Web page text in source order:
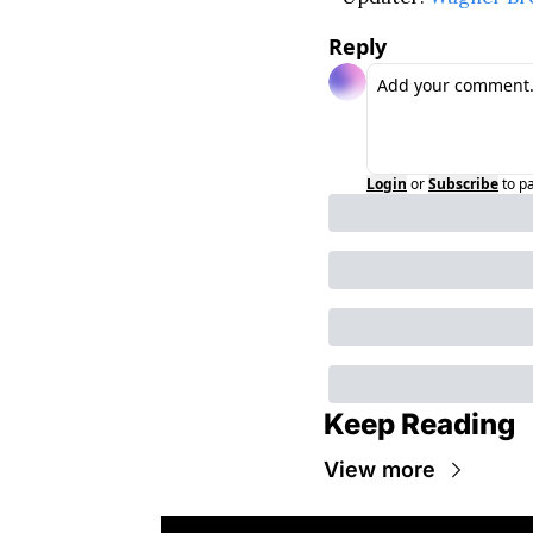
Reply
Login orSubscribeto
Keep Reading
View more